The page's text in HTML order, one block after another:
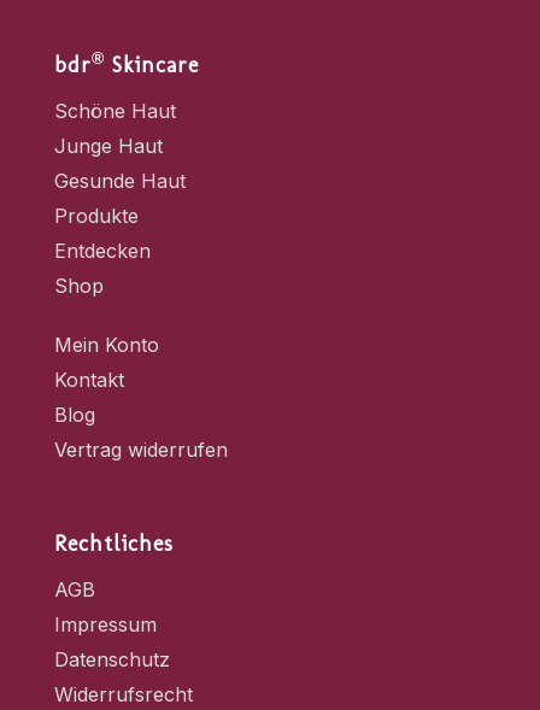
bdr® Skincare
Schöne Haut
Junge Haut
Gesunde Haut
Produkte
Entdecken
Shop
Mein Konto
Kontakt
Blog
Vertrag widerrufen
Rechtliches
AGB
Impressum
Datenschutz
Widerrufsrecht